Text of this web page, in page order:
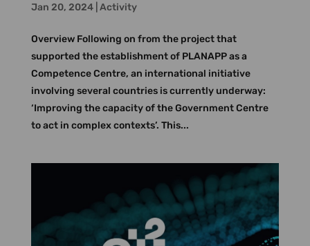
Jan 20, 2024| Activity
Overview Following on from the project that
supported the establishment of PLANAPP as a
Competence Centre, an international initiative
involving several countries is currently underway:
‘Improving the capacity of the Government Centre
to act in complex contexts’. This...